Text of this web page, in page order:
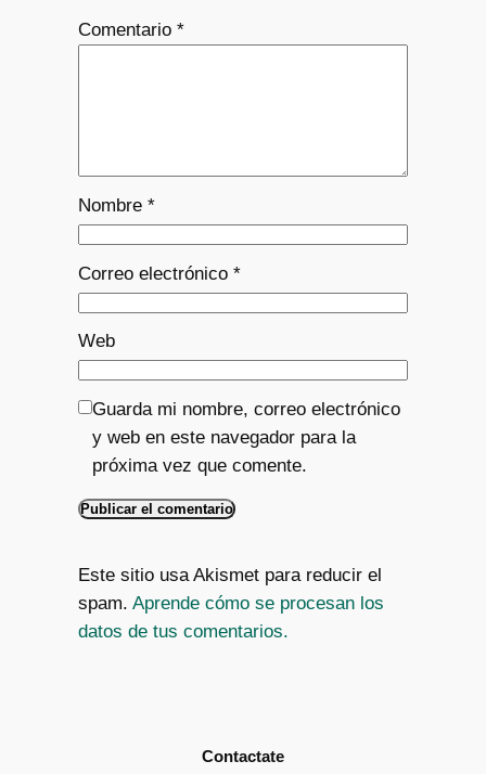
Comentario *
Nombre *
Correo electrónico *
Web
Guarda mi nombre, correo electrónico
y web en este navegador para la
próxima vez que comente.
Este sitio usa Akismet para reducir el
spam. Aprende cómo se procesan los
datos de tus comentarios.
Contactate